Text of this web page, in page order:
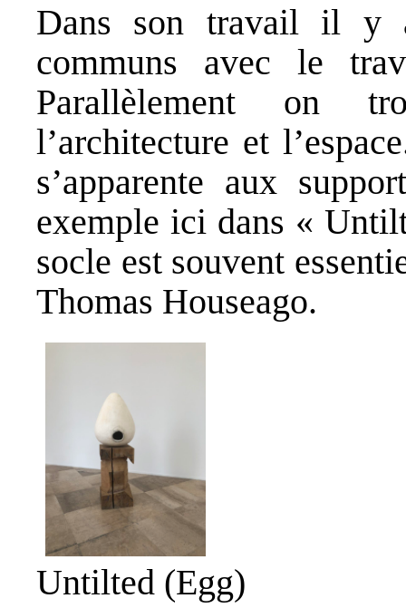
Dans son travail il y
communs avec le
Parallèlement on
l’architecture et
s’apparente aux
exemple ici dans «
socle est souvent
Thomas Houseago.
Untilted (Egg)